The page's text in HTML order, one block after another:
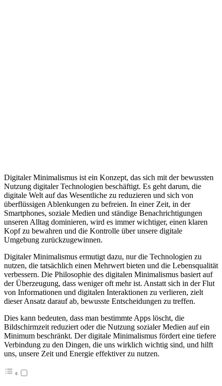
Digitaler Minimalismus ist ein Konzept, das sich mit der bewussten
Nutzung digitaler Technologien beschäftigt. Es geht darum, die
digitale Welt auf das Wesentliche zu reduzieren und sich von
überflüssigen Ablenkungen zu befreien. In einer Zeit, in der
Smartphones, soziale Medien und ständige Benachrichtigungen
unseren Alltag dominieren, wird es immer wichtiger, einen klaren
Kopf zu bewahren und die Kontrolle über unsere digitale
Umgebung zurückzugewinnen.
Digitaler Minimalismus ermutigt dazu, nur die Technologien zu
nutzen, die tatsächlich einen Mehrwert bieten und die Lebensqualität
verbessern. Die Philosophie des digitalen Minimalismus basiert auf
der Überzeugung, dass weniger oft mehr ist. Anstatt sich in der Flut
von Informationen und digitalen Interaktionen zu verlieren, zielt
dieser Ansatz darauf ab, bewusste Entscheidungen zu treffen.
Dies kann bedeuten, dass man bestimmte Apps löscht, die
Bildschirmzeit reduziert oder die Nutzung sozialer Medien auf ein
Minimum beschränkt. Der digitale Minimalismus fördert eine tiefere
Verbindung zu den Dingen, die uns wirklich wichtig sind, und hilft
uns, unsere Zeit und Energie effektiver zu nutzen.